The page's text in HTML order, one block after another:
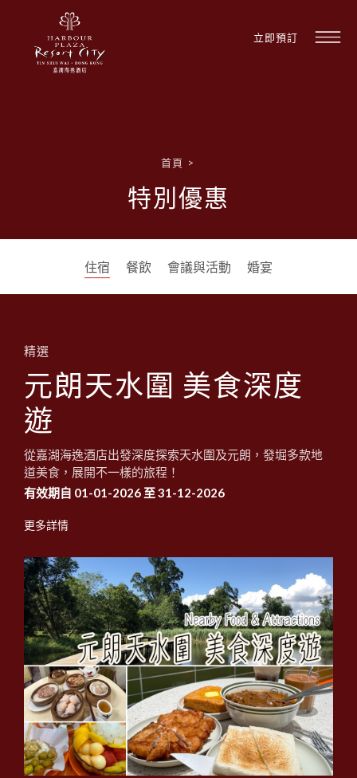
立即預訂
1
首頁 >
特別優惠
住宿 餐飲 會議與活動 婚宴
精選
元朗天水圍 美食深度
遊
從嘉湖海逸酒店出發深度探索天水圍及元朗，發堀多款地
道美食，展開不一樣的旅程！
有效期自 01-01-2026 至 31-12-2026
更多詳情